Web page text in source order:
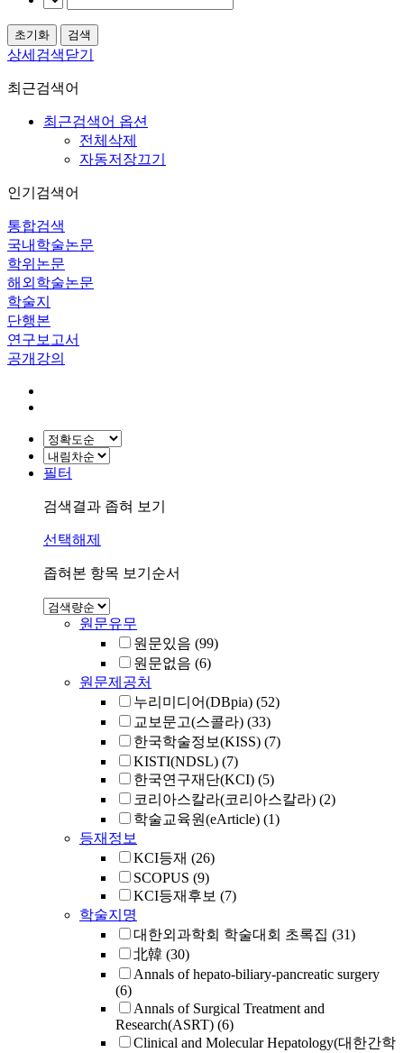
상세검색닫기
최근검색어
최근검색어 옵션
전체삭제
자동저장끄기
인기검색어
통합검색
국내학술논문
학위논문
해외학술논문
학술지
단행본
연구보고서
공개강의
필터
검색결과 좁혀 보기
선택해제
좁혀본 항목 보기순서
원문유무
원문있음 (99)
원문없음 (6)
원문제공처
누리미디어(DBpia) (52)
교보문고(스콜라) (33)
한국학술정보(KISS) (7)
KISTI(NDSL) (7)
한국연구재단(KCI) (5)
코리아스칼라(코리아스칼라) (2)
학술교육원(eArticle) (1)
등재정보
KCI등재 (26)
SCOPUS (9)
KCI등재후보 (7)
학술지명
대한외과학회 학술대회 초록집 (31)
北韓 (30)
Annals of hepato-biliary-pancreatic surgery
(6)
Annals of Surgical Treatment and
Research(ASRT) (6)
Clinical and Molecular Hepatology(대한간학